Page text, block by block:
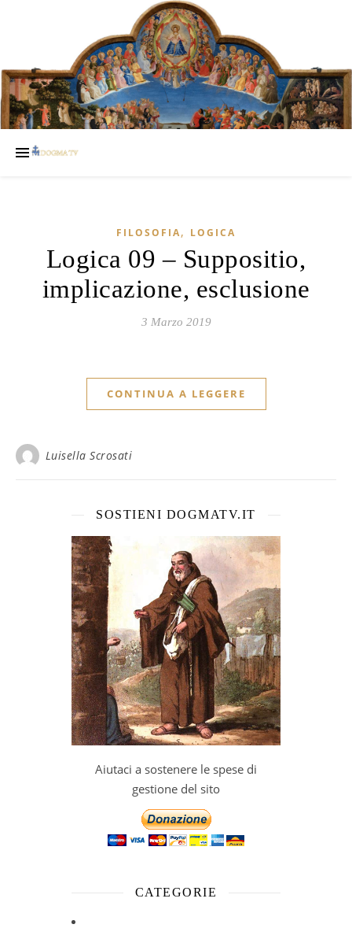
FILOSOFIA, LOGICA
Logica 09 – Suppositio,
implicazione, esclusione
3 Marzo 2019
CONTINUA A LEGGERE
Luisella Scrosati
SOSTIENI DOGMATV.IT
Aiutaci a sostenere le spese di
gestione del sito
CATEGORIE